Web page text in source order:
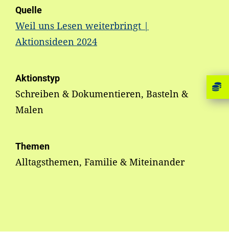
Quelle
Weil uns Lesen weiterbringt |
Aktionsideen 2024
Aktionstyp
Schreiben & Dokumentieren, Basteln &
Malen
Themen
Alltagsthemen, Familie & Miteinander